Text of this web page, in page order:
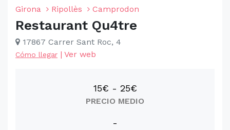
Girona Ripollès Camprodon
Restaurant Qu4tre
17867 Carrer Sant Roc, 4
Cómo llegar | Ver web
15€ - 25€
PRECIO MEDIO
-